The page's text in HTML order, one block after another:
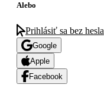
Alebo
Prihlásiť sa bez hesla
Google
Apple
Facebook